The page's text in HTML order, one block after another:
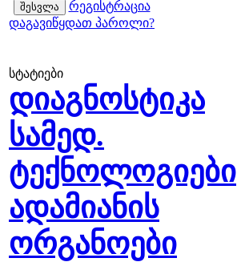
რეგისტრაცია
დაგავიწყდათ პაროლი?
სტატიები
დიაგნოსტიკა
სამედ.
ტექნოლოგიები
ადამიანის
ორგანოები